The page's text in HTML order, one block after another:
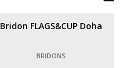
Bridon FLAGS&CUP Doha
BRIDONS